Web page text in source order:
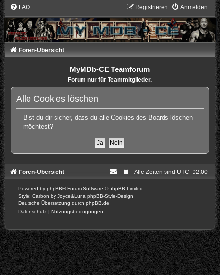
FAQ Anmelden
Registrieren
Foren-Übersicht
MyMDb-CE Teamforum
Forum nur für Teammitglieder.
Alle Cookies löschen
Bist du dir sicher, dass du alle Cookies des Boards löschen
möchtest?
Foren-Übersicht Alle Zeiten sind UTC+02:00
Powered by phpBB® Forum Software © phpBB Limited
Style: Carbon by Joyce&Luna phpBB-Style-Design
Deutsche Übersetzung durch phpBB.de
Datenschutz | Nutzungsbedingungen